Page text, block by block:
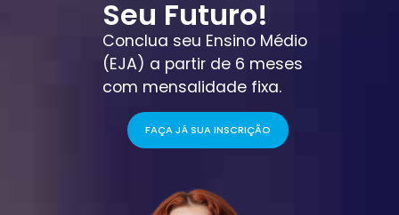
Seu Futuro!
Conclua seu Ensino Médio
(EJA) a partir de 6 meses
com mensalidade fixa.
FAÇA JÁ SUA INSCRIÇÃO